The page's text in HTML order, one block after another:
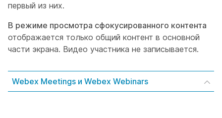
первый из них.
В режиме просмотра сфокусированного контента
отображается только общий контент в основной
части экрана. Видео участника не записывается.
Webex Meetings и Webex Webinars